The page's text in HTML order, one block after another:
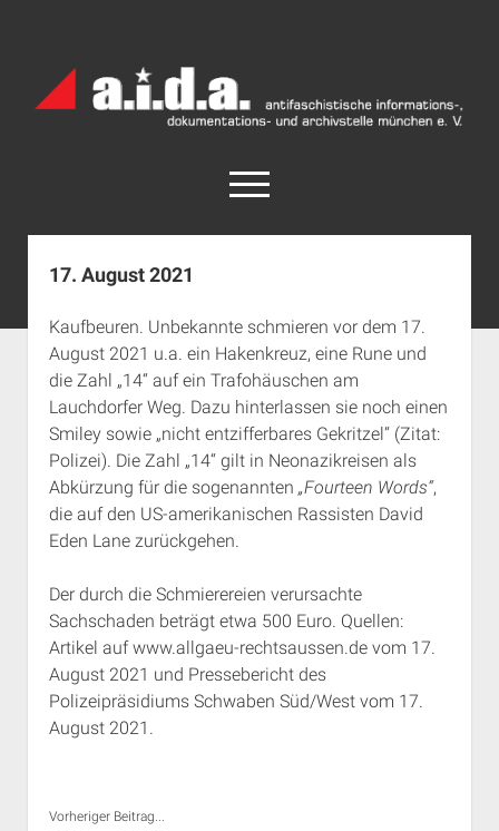
Archiv
München
open
menu
facebook
rss info@aida-archiv.de
Aktuelles
Termine
open
dropdown
menu
Antifaschistische Termine im Süden
Antifaschistische Termine in München
Rechte Termine im Süden
Rechte Termine München
Chronologie
Das Archiv
open
dropdown
menu
a.i.d.a. e. V. unterstützen
Über a.i.d.a.
RSS-Feeds, Twitter & Facebook
Bibliothek
Kontakt & PGP-Key
Impressum
17. August 2021
Kaufbeuren. Unbekannte schmieren vor dem 17.
August 2021 u.a. ein Hakenkreuz, eine Rune und
die Zahl „14“ auf ein Trafohäuschen am
Lauchdorfer Weg. Dazu hinterlassen sie noch einen
Smiley sowie „nicht entzifferbares Gekritzel“ (Zitat:
Polizei). Die Zahl „14“ gilt in Neonazikreisen als
Abkürzung für die sogenannten „Fourteen Words“,
die auf den US-amerikanischen Rassisten David
Eden Lane zurückgehen.
Der durch die Schmierereien verursachte
Sachschaden beträgt etwa 500 Euro. Quellen:
Artikel auf www.allgaeu-rechtsaussen.de vom 17.
August 2021 und Pressebericht des
Polizeipräsidiums Schwaben Süd/West vom 17.
August 2021.
Vorheriger Beitrag...